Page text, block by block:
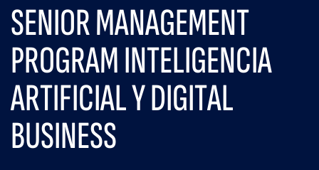
SENIOR MANAGEMENT
PROGRAM INTELIGENCIA
ARTIFICIAL Y DIGITAL
BUSINESS